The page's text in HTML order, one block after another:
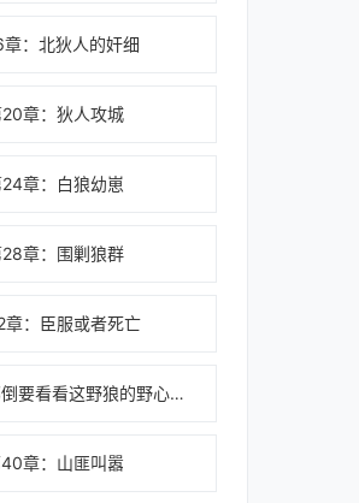
章：北狄人的奸细
章：狄人攻城
章：白狼幼崽
章：围剿狼群
章：臣服或者死亡
第36章：那倒要看看这野狼的野心如何了
章：山匪叫嚣